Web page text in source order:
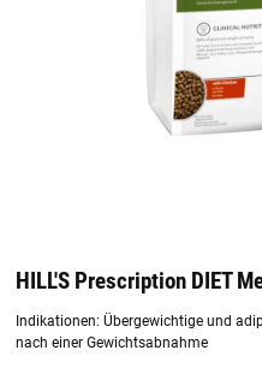
HILL'S Prescription DIET
Indikationen: Übergewichtige und
nach einer Gewichtsabnahme